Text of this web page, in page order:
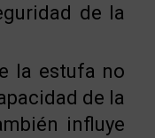
de la
la estufa no
de la
influye